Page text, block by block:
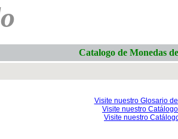
Catalogo de Monedas
Visite nuestro Glosario
Visite nuestro
Visite nuestro